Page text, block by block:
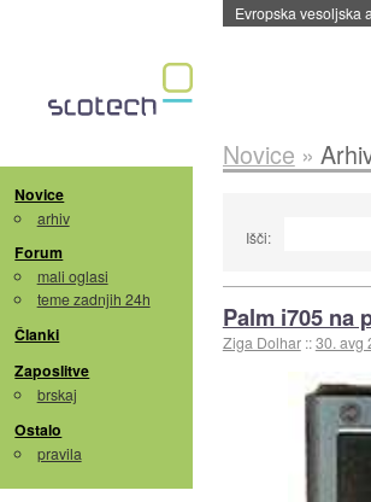
Evropska vesoljska
Novice
arhiv
Forum
mali oglasi
teme zadnjih 24h
Članki
Zaposlitve
brskaj
Ostalo
pravila
Novice »
Išči:
Palm i705 na
Ziga Dolhar ::30. avg